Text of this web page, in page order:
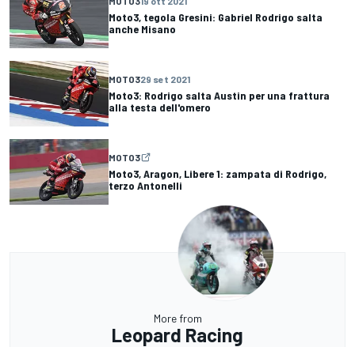
Moto3, tegola Gresini: Gabriel Rodrigo salta
anche Misano
MOTO329 set 2021
Moto3: Rodrigo salta Austin per una frattura
alla testa dell'omero
MOTO3
Moto3, Aragon, Libere 1: zampata di Rodrigo,
terzo Antonelli
More from
Leopard Racing